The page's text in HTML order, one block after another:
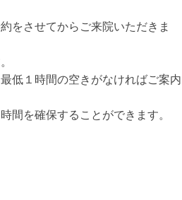
をさせてからご来院いただきま
低１時間の空きがなければご案内
間を確保することができます。